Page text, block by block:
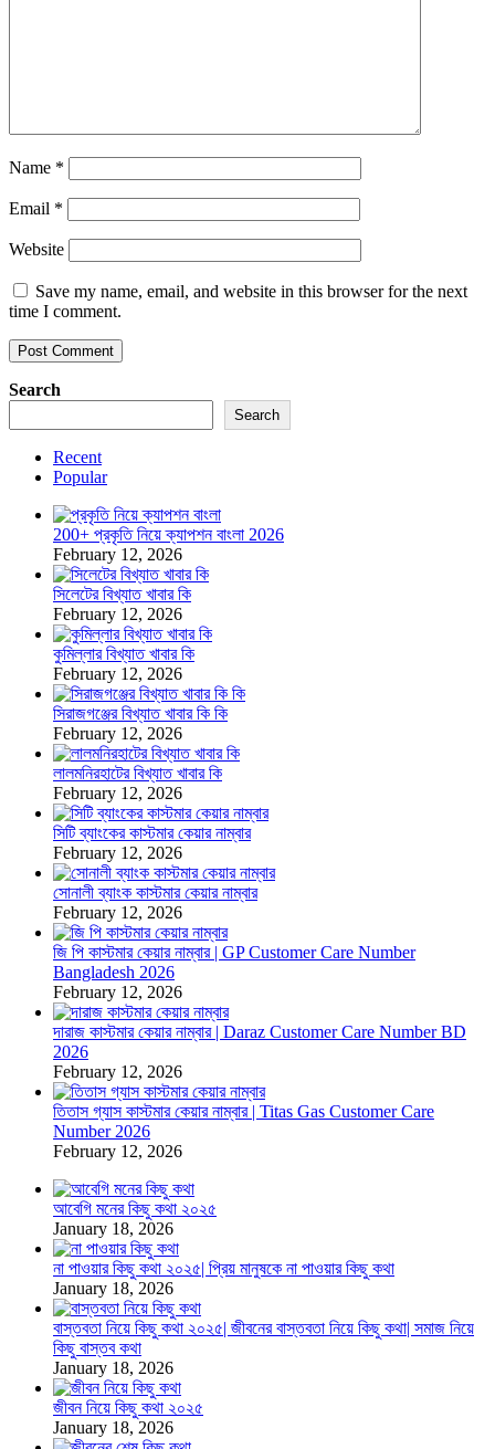
Name *
Email *
Website
Save my name, email, and website in this browser for the next
time I comment.
Search
Search
Recent
Popular
200+ প্রকৃতি নিয়ে ক্যাপশন বাংলা 2026
February 12, 2026
সিলেটের বিখ্যাত খাবার কি
February 12, 2026
কুমিল্লার বিখ্যাত খাবার কি
February 12, 2026
সিরাজগঞ্জের বিখ্যাত খাবার কি কি
February 12, 2026
লালমনিরহাটের বিখ্যাত খাবার কি
February 12, 2026
সিটি ব্যাংকের কাস্টমার কেয়ার নাম্বার
February 12, 2026
সোনালী ব্যাংক কাস্টমার কেয়ার নাম্বার
February 12, 2026
জি পি কাস্টমার কেয়ার নাম্বার | GP Customer Care Number
Bangladesh 2026
February 12, 2026
দারাজ কাস্টমার কেয়ার নাম্বার | Daraz Customer Care Number BD
2026
February 12, 2026
তিতাস গ্যাস কাস্টমার কেয়ার নাম্বার | Titas Gas Customer Care
Number 2026
February 12, 2026
আবেগি মনের কিছু কথা ২০২৫
January 18, 2026
না পাওয়ার কিছু কথা ২০২৫| প্রিয় মানুষকে না পাওয়ার কিছু কথা
January 18, 2026
বাস্তবতা নিয়ে কিছু কথা ২০২৫| জীবনের বাস্তবতা নিয়ে কিছু কথা| সমাজ নিয়ে
কিছু বাস্তব কথা
January 18, 2026
জীবন নিয়ে কিছু কথা ২০২৫
January 18, 2026